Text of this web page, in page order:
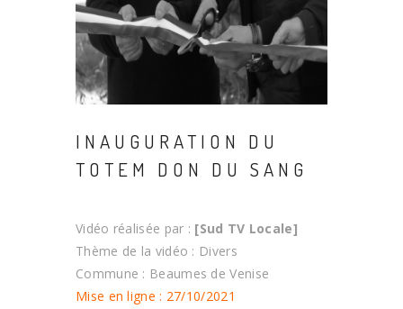
INAUGURATION DU
TOTEM DON DU SANG
Vidéo réalisée par : [Sud TV Locale]
Thème de la vidéo : Divers
Commune : Beaumes de Venise
Mise en ligne : 27/10/2021